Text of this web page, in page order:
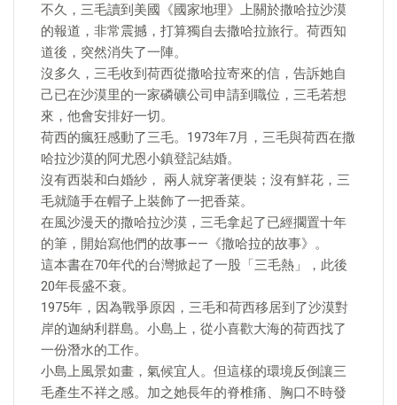
不久，三毛讀到美國《國家地理》上關於撒哈拉沙漠
的報道，非常震撼，打算獨自去撒哈拉旅行。荷西知
道後，突然消失了一陣。
沒多久，三毛收到荷西從撒哈拉寄來的信，告訴她自
己已在沙漠里的一家磷礦公司申請到職位，三毛若想
來，他會安排好一切。
荷西的瘋狂感動了三毛。1973年7月，三毛與荷西在撒
哈拉沙漠的阿尤恩小鎮登記結婚。
沒有西裝和白婚紗， 兩人就穿著便裝；沒有鮮花，三
毛就隨手在帽子上裝飾了一把香菜。
在風沙漫天的撒哈拉沙漠，三毛拿起了已經擱置十年
的筆，開始寫他們的故事——《撒哈拉的故事》。
這本書在70年代的台灣掀起了一股「三毛熱」，此後
20年長盛不衰。
1975年，因為戰爭原因，三毛和荷西移居到了沙漠對
岸的迦納利群島。小島上，從小喜歡大海的荷西找了
一份潛水的工作。
小島上風景如畫，氣候宜人。但這樣的環境反倒讓三
毛產生不祥之感。加之她長年的脊椎痛、胸口不時發